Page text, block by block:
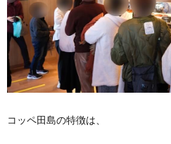
コッペ田島の特徴は、